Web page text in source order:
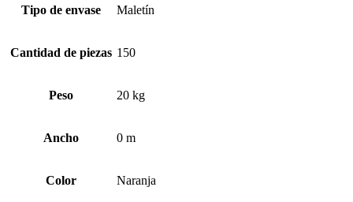
Tipo de envase Maletín
Cantidad de piezas 150
Peso 20 kg
Ancho 0 m
Color Naranja